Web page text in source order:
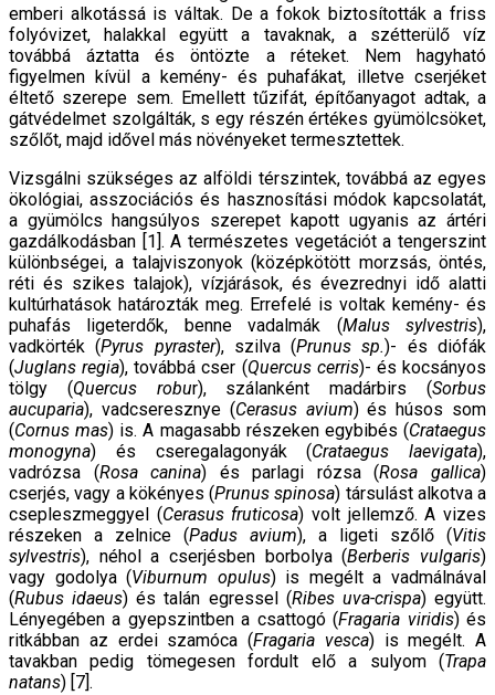
emberi alkotássá is váltak. De a fokok biztosították a friss
folyóvizet, halakkal együtt a tavaknak, a szétterülő víz
továbbá áztatta és öntözte a réteket. Nem hagyható
figyelmen kívül a kemény- és puhafákat, illetve cserjéket
éltető szerepe sem. Emellett tűzifát, építőanyagot adtak, a
gátvédelmet szolgálták, s egy részén értékes gyümölcsöket,
szőlőt, majd idővel más növényeket termesztettek.
Vizsgálni szükséges az alföldi térszintek, továbbá az egyes
ökológiai, asszociációs és hasznosítási módok kapcsolatát,
a gyümölcs hangsúlyos szerepet kapott ugyanis az ártéri
gazdálkodásban [1]. A természetes vegetációt a tengerszint
különbségei, a talajviszonyok (középkötött morzsás, öntés,
réti és szikes talajok), vízjárások, és évezrednyi idő alatti
kultúrhatások határozták meg. Errefelé is voltak kemény- és
puhafás ligeterdők, benne vadalmák (Malus sylvestris),
vadkörték (Pyrus pyraster), szilva (Prunus sp.)- és diófák
(Juglans regia), továbbá cser (Quercus cerris)- és kocsányos
tölgy (Quercus robur), szálanként madárbirs (Sorbus
aucuparia), vadcseresznye (Cerasus avium) és húsos som
(Cornus mas) is. A magasabb részeken egybibés (Crataegus
monogyna) és cseregalagonyák (Crataegus laevigata),
vadrózsa (Rosa canina) és parlagi rózsa (Rosa gallica)
cserjés, vagy a kökényes (Prunus spinosa) társulást alkotva a
csepleszmeggyel (Cerasus fruticosa) volt jellemző. A vizes
részeken a zelnice (Padus avium), a ligeti szőlő (Vitis
sylvestris), néhol a cserjésben borbolya (Berberis vulgaris)
vagy godolya (Viburnum opulus) is megélt a vadmálnával
(Rubus idaeus) és talán egressel (Ribes uva-crispa) együtt.
Lényegében a gyepszintben a csattogó (Fragaria viridis) és
ritkábban az erdei szamóca (Fragaria vesca) is megélt. A
tavakban pedig tömegesen fordult elő a sulyom (Trapa
natans) [7].